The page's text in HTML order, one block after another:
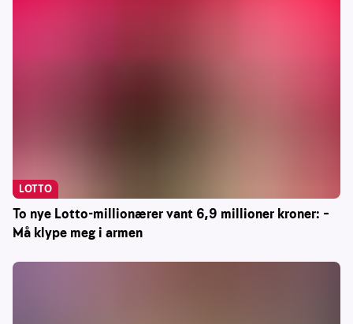
To nye Lotto-millionærer vant 6,9 millioner kroner: –
Må klype meg i armen
LOTTO